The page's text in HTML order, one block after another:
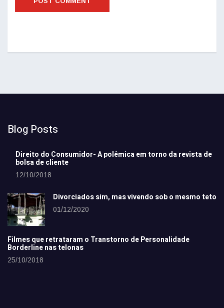
Blog Posts
Direito do Consumidor- A polêmica em torno da revista de
bolsa de cliente
12/10/2018
Divorciados sim, mas vivendo sob o mesmo teto
01/12/2020
Filmes que retrataram o Transtorno de Personalidade
Borderline nas telonas
25/10/2018